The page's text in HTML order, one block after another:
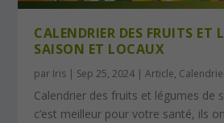
CALENDRIER DES FRUITS ET
SAISON ET LOCAUX
par Iris | Sep 25, 2024 |Article,
Calendrier des fruits et légumes de
c’est meilleur pour votre santé, ils